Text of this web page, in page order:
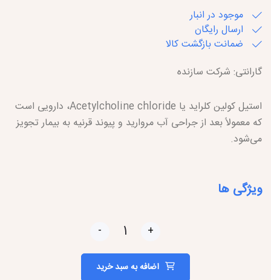
موجود در انبار
ارسال رایگان
ضمانت بازگشت کالا
گارانتی: شرکت سازنده
استیل کولین کلراید یا Acetylcholine chloride، دارویی است
که معمولاً بعد از جراحی آب مروارید و پیوند قرنیه به بیمار تجویز
می‌شود.
ویژگی ها
- +
اضافه به سبد خرید